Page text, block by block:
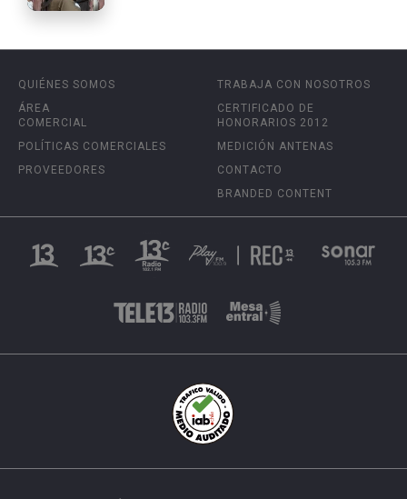
QUIÉNES SOMOS
ÁREA
COMERCIAL
POLÍTICAS COMERCIALES
PROVEEDORES
TRABAJA CON NOSOTROS
CERTIFICADO DE
HONORARIOS 2012
MEDICIÓN ANTENAS
CONTACTO
BRANDED CONTENT